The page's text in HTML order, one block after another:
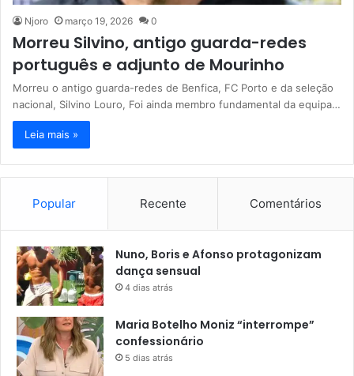
Njoro março 19, 2026 0
Morreu Silvino, antigo guarda-redes
português e adjunto de Mourinho
Morreu o antigo guarda-redes de Benfica, FC Porto e da seleção
nacional, Silvino Louro, Foi ainda membro fundamental da equipa…
Leia mais »
Popular Recente Comentários
Nuno, Boris e Afonso protagonizam
dança sensual
4 dias atrás
Maria Botelho Moniz “interrompe”
confessionário
5 dias atrás